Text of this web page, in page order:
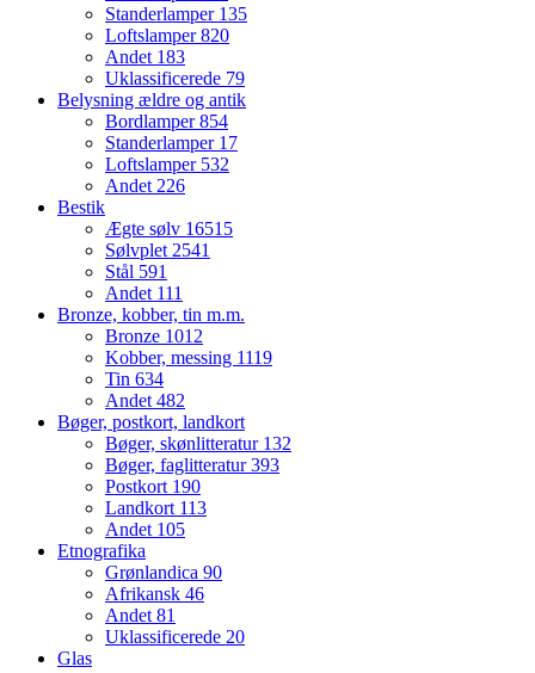
Standerlamper 135
Loftslamper820
Andet 183
Uklassificerede 79
Belysning ældre og antik
Bordlamper854
Standerlamper 17
Loftslamper 532
Andet 226
Bestik
Ægte sølv 16515
Sølvplet 2541
Stål 591
Andet 111
Bronze, kobber, tin m.m.
Bronze 1012
Kobber, messing 1119
Tin 634
Andet 482
Bøger, postkort, landkort
Bøger, skønlitteratur 132
Bøger, faglitteratur393
Postkort 190
Landkort 113
Andet 105
Etnografika
Grønlandica 90
Afrikansk 46
Andet 81
Uklassificerede 20
Glas